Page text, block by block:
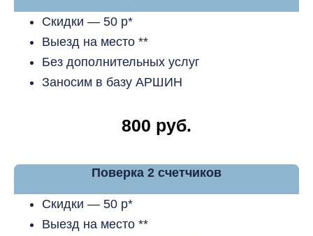
Скидки — 50 р*
Выезд на место **
Без дополнительных услуг
Заносим в базу АРШИН
800 руб.
Поверка 2 счетчиков
Скидки — 50 р*
Выезд на место **